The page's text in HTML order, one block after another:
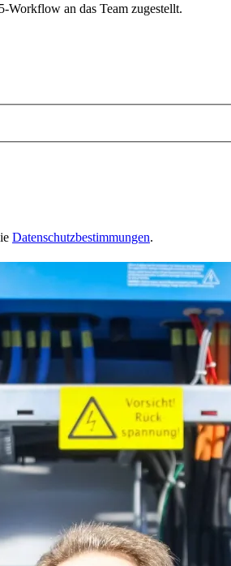
Workflow an das Team zugestellt.
Datenschutzbestimmungen.